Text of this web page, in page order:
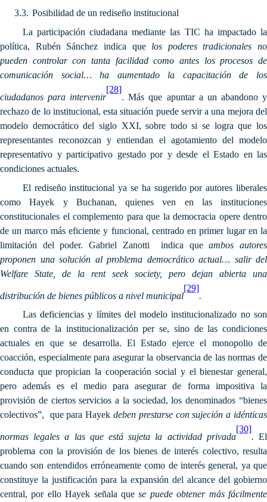
3.3. Posibilidad de un rediseño institucional
La participación ciudadana mediante las TIC ha impactado la
política, Rubén Sánchez indica que los poderes tradicionales no
pueden controlar con tanta facilidad como antes los procesos de
comunicación social… ha aumentado la capacitación de los
ciudadanos para intervenir
[28]
. Más que apuntar a un abandono y
rechazo de lo institucional, esta situación puede servir a una mejora del
modelo democrático del siglo XXI, sobre todo si se logra que los
representantes reconozcan y entiendan el agotamiento del modelo
representativo y participativo gestado por y desde el Estado en las
condiciones actuales.
El rediseño institucional ya se ha sugerido por autores liberales
como Hayek y Buchanan, quienes ven en las instituciones
constitucionales el complemento para que la democracia opere dentro
de un marco más eficiente y funcional, centrado en primer lugar en la
limitación del poder. Gabriel Zanotti indica queambos autores
proponen una solución al problema democrático actual… salir del
Welfare State, de la rent seek society, pero dejan abierta una
distribución de bienes públicos a nivel municipal
[29]
Las deficiencias y límites del modelo institucionalizado no son
en contra de la institucionalización per se, sino de las condiciones
actuales en que se desarrolla. El Estado ejerce el monopolio de
coacción, especialmente para asegurar la observancia de las normas de
conducta que propician la cooperación social y el bienestar general,
pero además es el medio para asegurar de forma impositiva la
provisión de ciertos servicios a la sociedad, los denominados “bienes
colectivos”, que para Hayek deben prestarse con sujeción a idénticas
normas legales a las que está sujeta la actividad privada
[30]
.El
problema con la provisión de los bienes de interés colectivo, resulta
cuando son entendidos erróneamente como de interés general, ya que
constituye la justificación para la expansión del alcance del gobierno
central, por ello Hayek señala quese puede obtener más fácilmente